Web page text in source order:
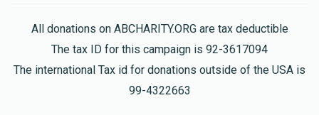
All donations on ABCHARITY.ORG are tax deductible
The tax ID for this campaign is 92-3617094
The international Tax id for donations outside of the USA is
99-4322663